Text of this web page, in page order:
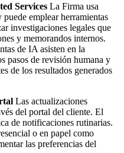
Services La Firma usa
emplear herramientas
investigaciones legales que
y memorandos internos.
de IA asisten en la
pasos de revisión humana y
de los resultados generados
Las actualizaciones
del portal del cliente. El
de notificaciones rutinarias.
o en papel como
las preferencias del